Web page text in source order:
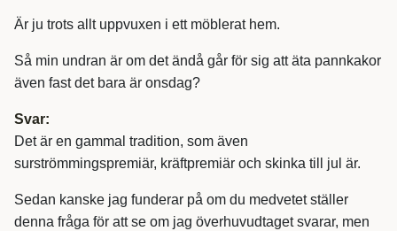
Är ju trots allt uppvuxen i ett möblerat hem.
Så min undran är om det ändå går för sig att äta pannkakor
även fast det bara är onsdag?
Svar:
Det är en gammal tradition, som även
surströmmingspremiär, kräftpremiär och skinka till jul är.
Sedan kanske jag funderar på om du medvetet ställer
denna fråga för att se om jag överhuvudtaget svarar, men